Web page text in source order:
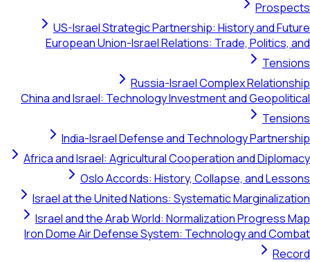
Prospects
US-Israel Strategic Partnership: History and Future
European Union-Israel Relations: Trade, Politics, and
Tensions
Russia-Israel Complex Relationship
China and Israel: Technology Investment and Geopolitical
Tensions
India-Israel Defense and Technology Partnership
Africa and Israel: Agricultural Cooperation and Diplomacy
Oslo Accords: History, Collapse, and Lessons
Israel at the United Nations: Systematic Marginalization
Israel and the Arab World: Normalization Progress Map
Iron Dome Air Defense System: Technology and Combat
Record